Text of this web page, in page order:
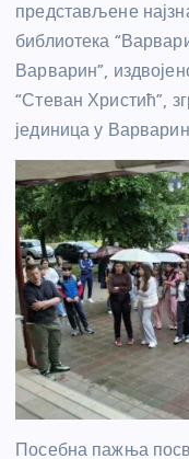
представљене
библиотека
Варварин”,
“Стеван Христић”,
јединица у
Посебна пажња